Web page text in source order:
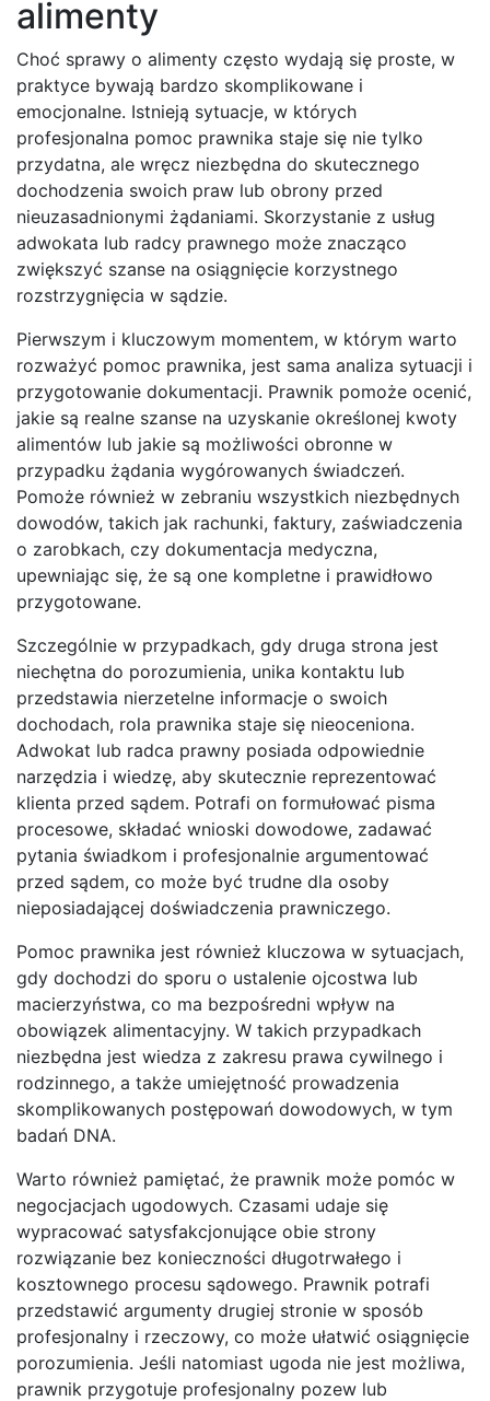
alimenty
Choć sprawy o alimenty często wydają się proste, w
praktyce bywają bardzo skomplikowane i
emocjonalne. Istnieją sytuacje, w których
profesjonalna pomoc prawnika staje się nie tylko
przydatna, ale wręcz niezbędna do skutecznego
dochodzenia swoich praw lub obrony przed
nieuzasadnionymi żądaniami. Skorzystanie z usług
adwokata lub radcy prawnego może znacząco
zwiększyć szanse na osiągnięcie korzystnego
rozstrzygnięcia w sądzie.
Pierwszym i kluczowym momentem, w którym warto
rozważyć pomoc prawnika, jest sama analiza sytuacji i
przygotowanie dokumentacji. Prawnik pomoże ocenić,
jakie są realne szanse na uzyskanie określonej kwoty
alimentów lub jakie są możliwości obronne w
przypadku żądania wygórowanych świadczeń.
Pomoże również w zebraniu wszystkich niezbędnych
dowodów, takich jak rachunki, faktury, zaświadczenia
o zarobkach, czy dokumentacja medyczna,
upewniając się, że są one kompletne i prawidłowo
przygotowane.
Szczególnie w przypadkach, gdy druga strona jest
niechętna do porozumienia, unika kontaktu lub
przedstawia nierzetelne informacje o swoich
dochodach, rola prawnika staje się nieoceniona.
Adwokat lub radca prawny posiada odpowiednie
narzędzia i wiedzę, aby skutecznie reprezentować
klienta przed sądem. Potrafi on formułować pisma
procesowe, składać wnioski dowodowe, zadawać
pytania świadkom i profesjonalnie argumentować
przed sądem, co może być trudne dla osoby
nieposiadającej doświadczenia prawniczego.
Pomoc prawnika jest również kluczowa w sytuacjach,
gdy dochodzi do sporu o ustalenie ojcostwa lub
macierzyństwa, co ma bezpośredni wpływ na
obowiązek alimentacyjny. W takich przypadkach
niezbędna jest wiedza z zakresu prawa cywilnego i
rodzinnego, a także umiejętność prowadzenia
skomplikowanych postępowań dowodowych, w tym
badań DNA.
Warto również pamiętać, że prawnik może pomóc w
negocjacjach ugodowych. Czasami udaje się
wypracować satysfakcjonujące obie strony
rozwiązanie bez konieczności długotrwałego i
kosztownego procesu sądowego. Prawnik potrafi
przedstawić argumenty drugiej stronie w sposób
profesjonalny i rzeczowy, co może ułatwić osiągnięcie
porozumienia. Jeśli natomiast ugoda nie jest możliwa,
prawnik przygotuje profesjonalny pozew lub